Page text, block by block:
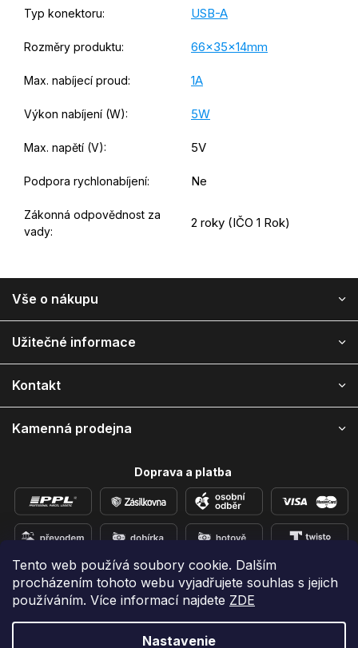
Tento web používá soubory cookie. Dalším
procházením tohoto webu vyjadřujete souhlas s jejich
používáním. Více informací najdete ZDE
Nastavenie
Typ konektoru: USB-A
Rozměry produktu: 66x35x14mm
Max. nabíjecí proud: 1A
Výkon nabíjení (W): 5W
Max. napětí (V): 5V
Podpora rychlonabíjení: Ne
Zákonná odpovědnost za
vady:
2 roky (IČO 1 Rok)
p
Vše o nákupu
Užitečné informace
Kontakt
Kamenná prodejna
Doprava a platba
Přidejte se k nám na sítích